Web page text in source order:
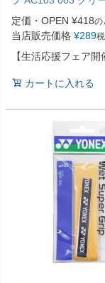
定価・OPEN ¥418の
当店販売価格 ¥289
【生活応援フェア開
カートに入れる